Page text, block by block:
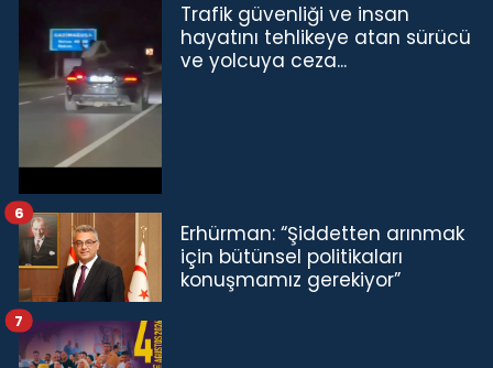
Trafik güvenliği ve insan
hayatını tehlikeye atan sürücü
ve yolcuya ceza...
Erhürman: “Şiddetten arınmak
için bütünsel politikaları
konuşmamız gerekiyor”
6
7